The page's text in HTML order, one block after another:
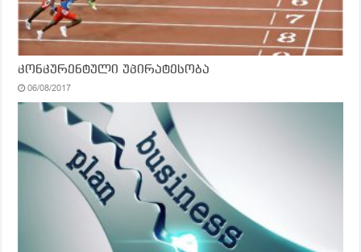
კონკურენტული უპირატესობა
06/08/2017